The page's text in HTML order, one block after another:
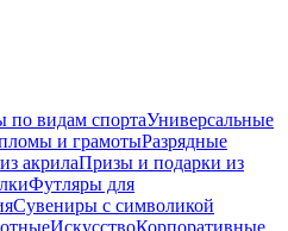
по видам спортаУниверсальные
и грамотыРазрядные
акрилаПризы и подарки из
Футляры для
Сувениры с символикой
ИскусствоКорпоративные